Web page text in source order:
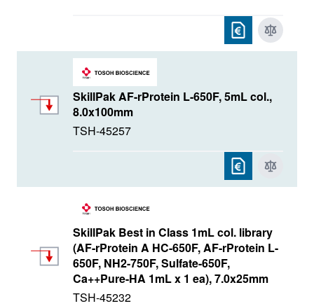
SkillPak AF-rProtein L-650F, 5mL col.,
8.0x100mm
TSH-45257
SkillPak Best in Class 1mL col. library
(AF-rProtein A HC-650F, AF-rProtein L-
650F, NH2-750F, Sulfate-650F,
Ca++Pure-HA 1mL x 1 ea), 7.0x25mm
TSH-45232